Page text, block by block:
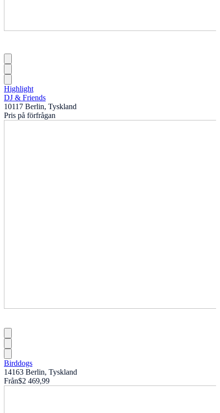
Highlight
DJ & Friends
10117 Berlin, Tyskland
Pris på förfrågan
Birddogs
14163 Berlin, Tyskland
Från$2 469,99